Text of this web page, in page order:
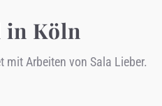
in Köln
mit Arbeiten von Sala Lieber.